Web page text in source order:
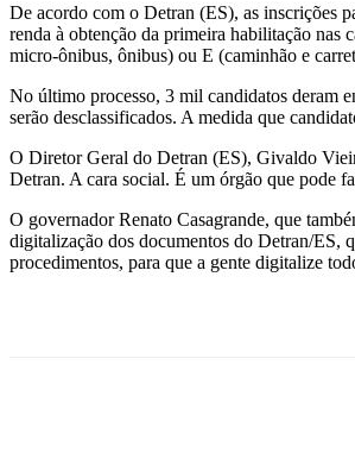
De acordo com o Detran (ES), as inscrições
renda à obtenção da primeira habilitação
micro-ônibus, ônibus) ou E (caminhão e
No último processo, 3 mil candidatos deram
serão desclassificados. A medida que
O Diretor Geral do Detran (ES), Givaldo
Detran. A cara social. É um órgão que pode
O governador Renato Casagrande, que
digitalização dos documentos do Detran/ES,
procedimentos, para que a gente digitalize